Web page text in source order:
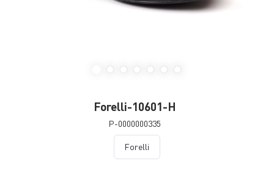
Forelli-10601-H
P-0000000335
Forelli